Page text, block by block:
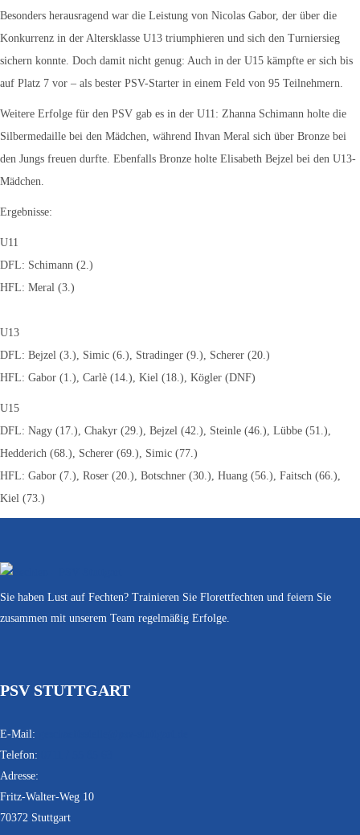
Besonders herausragend war die Leistung von Nicolas Gabor, der über die
Konkurrenz in der Altersklasse U13 triumphieren und sich den Turniersieg
sichern konnte. Doch damit nicht genug: Auch in der U15 kämpfte er sich bis
auf Platz 7 vor – als bester PSV-Starter in einem Feld von 95 Teilnehmern.
Weitere Erfolge für den PSV gab es in der U11: Zhanna Schimann holte die
Silbermedaille bei den Mädchen, während Ihvan Meral sich über Bronze bei
den Jungs freuen durfte. Ebenfalls Bronze holte Elisabeth Bejzel bei den U13-
Mädchen.
Ergebnisse:
U11
DFL: Schimann (2.)
HFL: Meral (3.)
U13
DFL: Bejzel (3.), Simic (6.), Stradinger (9.), Scherer (20.)
HFL: Gabor (1.), Carlè (14.), Kiel (18.), Kögler (DNF)
U15
DFL: Nagy (17.), Chakyr (29.), Bejzel (42.), Steinle (46.), Lübbe (51.),
Hedderich (68.), Scherer (69.), Simic (77.)
HFL: Gabor (7.), Roser (20.), Botschner (30.), Huang (56.), Faitsch (66.),
Kiel (73.)
Sie haben Lust auf Fechten? Trainieren Sie Florettfechten und feiern Sie
zusammen mit unserem Team regelmäßig Erfolge.
PSV STUTTGART
E-Mail:
Telefon:
Adresse:
Fritz-Walter-Weg 10
70372 Stuttgart